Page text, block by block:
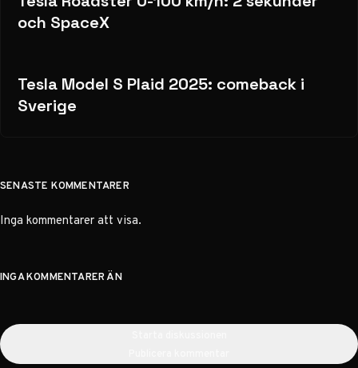
och SpaceX
Tesla Model S Plaid 2025: comeback i
Sverige
SENASTE KOMMENTARER
Inga kommentarer att visa.
INGA KOMMENTARER ÄN